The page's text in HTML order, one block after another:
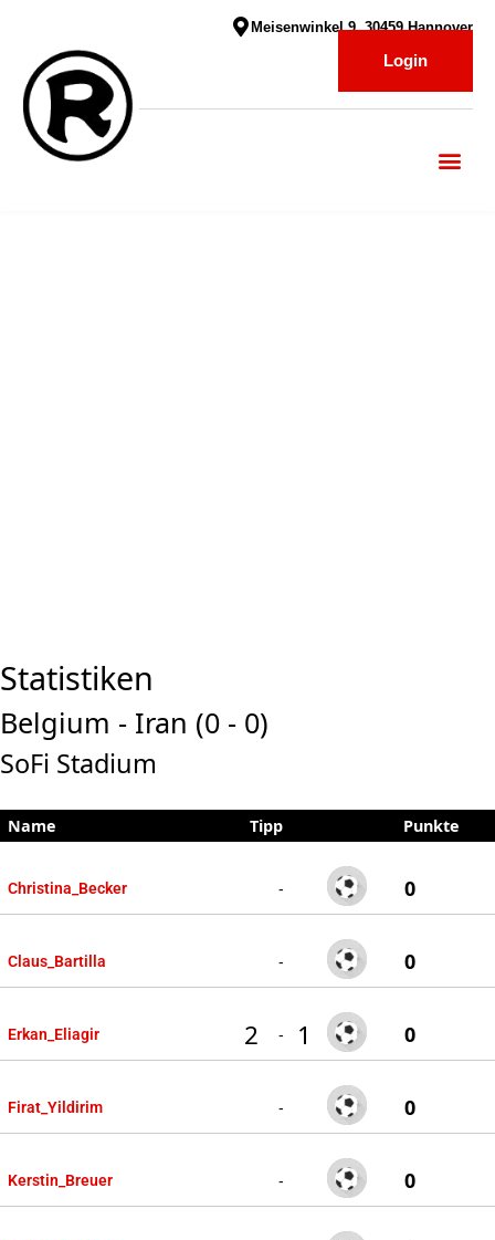
Meisenwinkel 9, 30459 Hannover
Login
Statistiken
Belgium - Iran (0 - 0)
SoFi Stadium
Name Tipp Punkte
Christina_Becker - 0
Claus_Bartilla - 0
Erkan_Eliagir 2 - 1 0
Firat_Yildirim - 0
Kerstin_Breuer - 0